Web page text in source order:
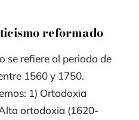
reformado
se refiere al periodo de
1560 y 1750.
1) Ortodoxia
ortodoxia (1620-